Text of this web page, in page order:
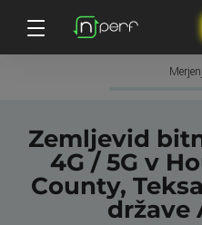
Zemljevid
4G / 5G v
County,
države